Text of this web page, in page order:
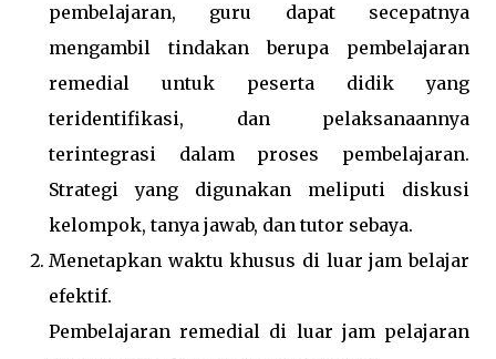
pembelajaran, guru dapat secepatnya
mengambil tindakan berupa pembelajaran
remedial untuk peserta didik yang
teridentifikasi, dan pelaksanaannya
terintegrasi dalam proses pembelajaran.
Strategi yang digunakan meliputi diskusi
kelompok, tanya jawab, dan tutor sebaya.
Menetapkan waktu khusus di luar jam belajar
efektif.
Pembelajaran remedial di luar jam pelajaran